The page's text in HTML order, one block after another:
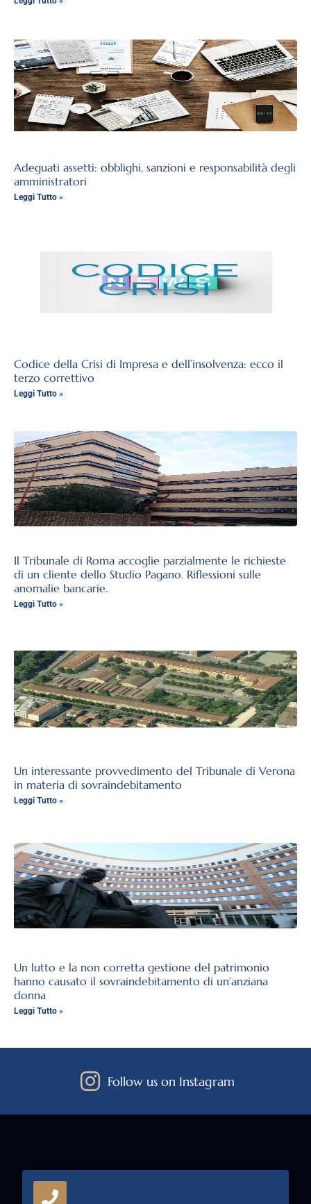
Adeguati assetti: obblighi, sanzioni e responsabilità degli
amministratori
Leggi Tutto »
Codice della Crisi di Impresa e dell’insolvenza: ecco il
terzo correttivo
Leggi Tutto »
Il Tribunale di Roma accoglie parzialmente le richieste
di un cliente dello Studio Pagano. Riflessioni sulle
anomalie bancarie.
Leggi Tutto »
Un interessante provvedimento del Tribunale di Verona
in materia di sovraindebitamento
Leggi Tutto »
Un lutto e la non corretta gestione del patrimonio
hanno causato il sovraindebitamento di un’anziana
donna
Leggi Tutto »
Follow us on Instagram